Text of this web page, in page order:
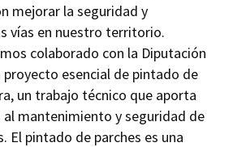
mejorar la seguridad y
vías en nuestro territorio.
colaborado con la Diputación
proyecto esencial de pintado de
un trabajo técnico que aporta
mantenimiento y seguridad de
El pintado de parches es una